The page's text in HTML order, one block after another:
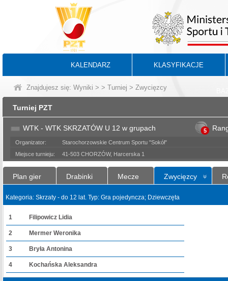
KALENDARZ KLASYFIKACJE
Znajdujesz się: Wyniki > > Turniej > Zwycięzcy
Turniej PZT
WTK - WTK SKRZATÓW U 12 w grupach 5
Organizator:
Starochorzowskie Centrum Sportu "Sokół"
Miejsce turnieju:
41-503 CHORZÓW, Harcerska 1
Plan gier Drabinki Mecze Zwycięzcy
Kategoria: Skrzaty - do 12 lat. Typ: Gra pojedyncza; Dziewczęta
1 Filipowicz Lidia
2 Mermer Weronika
3 Bryła Antonina
4 Kochańska Aleksandra